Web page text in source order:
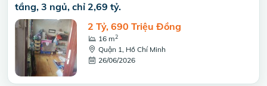
tầng, 3 ngủ, chỉ 2,69 tỷ.
2 Tỷ, 690 Triệu Đồng
16 m2
Quận 1, Hồ Chí Minh
26/06/2026